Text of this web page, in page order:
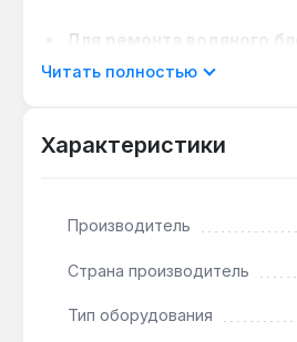
Для ремонта водяного
Format.Zip BF:комплект
Простое ручное
Совместимость с
газовых котлов Sime серии
обеспечивая точное
спецификациям.
Читать полностью
Характеристики
Производитель
Страна производитель
Тип оборудования